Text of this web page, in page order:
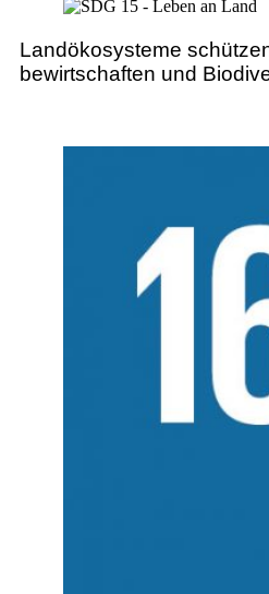
Landökosysteme
bewirtschaften und